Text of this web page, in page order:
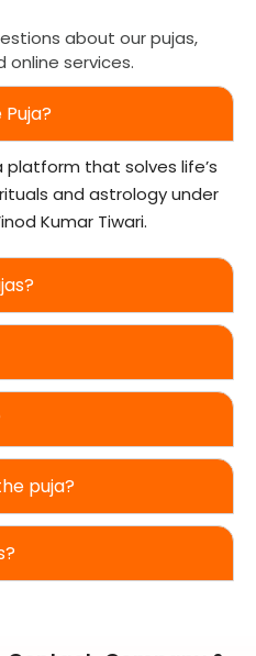
about our pujas,
online services.
platform that solves life’s
and astrology under
Kumar Tiwari.
puja?